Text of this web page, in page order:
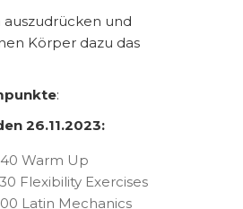
auszudrücken und
Körper dazu das
:
26.11.2023:
Warm Up
Flexibility Exercises
Latin Mechanics